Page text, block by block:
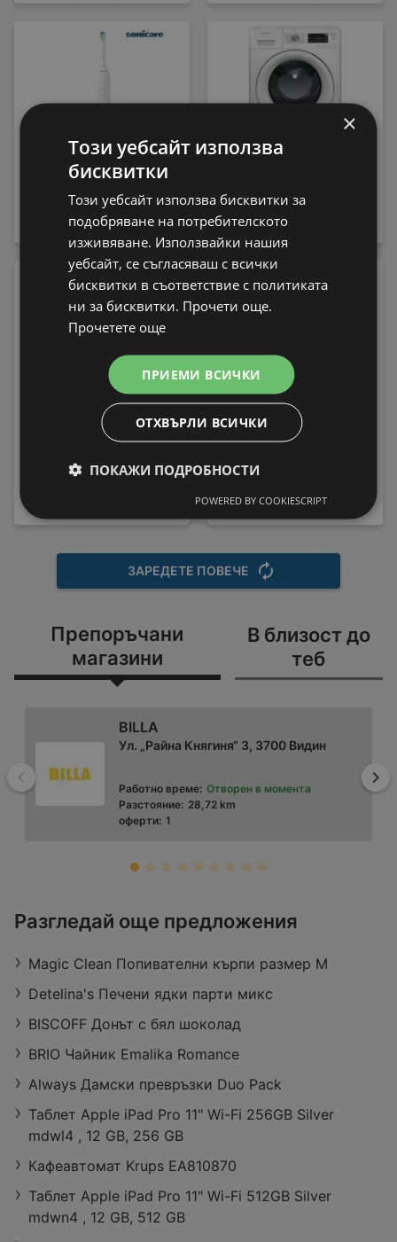
Електрическа четка
за зъби Philips
HX7108/02 Sonicare
79,99 € / 156,45 лв.
7469 WV EE , 1400 об./
339,99 € / 664,97 лв.
Пералня Crown ALW
80T , 5.00 kg, 800 об./
Електрическа четка
за зъби Philips
189,99 € / 371,59 лв.
ЗАРЕДЕТЕ ПОВЕЧЕ
Препоръчани
магазини
В близост до
теб
Назад
BILLA
Ул. „Райна Княгиня“ 3, 3700 Видин
Работно време: Отворен в момента
Разстояние: 28,72 km
оферти: 1
Retail Park Vidin, бул. „Панония“ 43,
Работно време: Отворен в момента
Разстояние: 27,29 km
422
Разгледай още предложения
Magic Clean Попивателни кърпи размер M
Detelina's Печени ядки парти микс
BISCOFF Донът с бял шоколад
BRIO Чайник Emalika Romance
Always Дамски превръзки Duo Pack
Таблет Apple iPad Pro 11" Wi-Fi 256GB Silver
mdwl4 , 12 GB, 256 GB
Кафеавтомат Krups EA810870
Таблет Apple iPad Pro 11" Wi-Fi 512GB Silver
mdwn4 , 12 GB, 512 GB
×
Този уебсайт използва
бисквитки
Този уебсайт използва бисквитки за
подобряване на потребителското
изживяване. Използвайки нашия
уебсайт, се съгласяваш с всички
бисквитки в съответствие с политиката
ни за бисквитки. Прочети още.
Прочетете още
ПРИЕМИ ВСИЧКИ
ОТХВЪРЛИ ВСИЧКИ
ПОКАЖИ ПОДРОБНОСТИ
POWERED BY COOKIESCRIPT